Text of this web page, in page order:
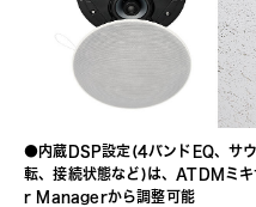
●内蔵DSP設定(4バンドEQ、サ
転、接続状態など)は、ATDM
r Managerから調整可能